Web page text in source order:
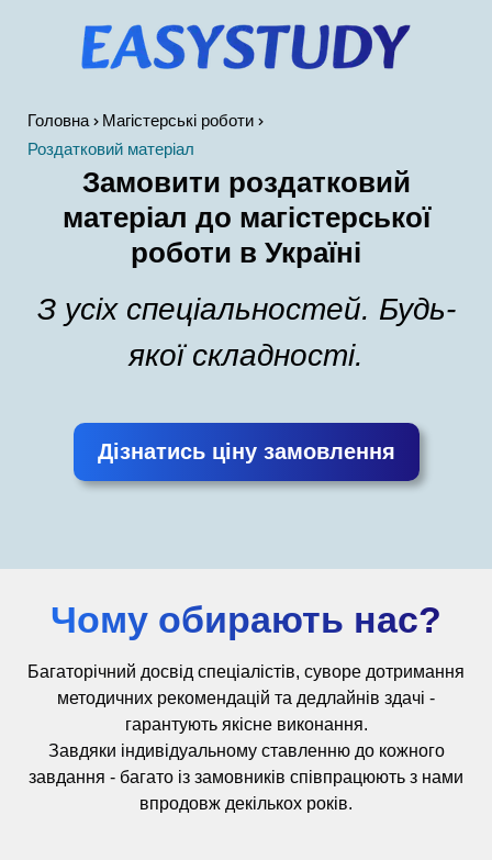
Замовити роздатковий
матеріал до магістерської
роботи в Україні
З усіх спеціальностей. Будь-
якої складності.
Дізнатись ціну замовлення
Головна
Магістерські роботи
Роздатковий матеріал
Чому обирають нас?
Багаторічний досвід спеціалістів, суворе дотримання
методичних рекомендацій та дедлайнів здачі -
гарантують якісне виконання.
Завдяки індивідуальному ставленню до кожного
завдання - багато із замовників співпрацюють з нами
впродовж декількох років.